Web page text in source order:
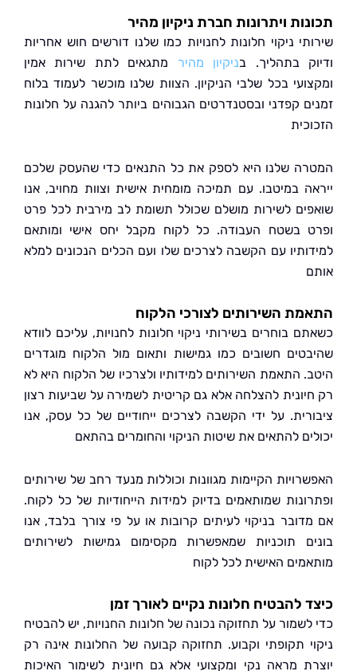
ויתרונות חברת ניקיון מהיר
ניקוי חלונות לחנויות כמו שלנו דורשים חוש אחריות
בתהליך. בניקיון מהירמתגאים לתת שירות אמין
בכל שלבי הניקיון. הצוות שלנו מוכשר לעמוד בלוח
קפדני ובסטנדרטים הגבוהים ביותר להגנה על חלונות
שלנו היא לספק את כל התנאים כדי שהעסק שלכם
במיטבו. עם תמיכה מומחית אישית וצוות מחויב, אנו
לשירות מושלם שכולל תשומת לב מירבית לכל פרט
בשטח העבודה. כל לקוח מקבל יחס אישי ומותאם
עם הקשבה לצרכים שלו ועם הכלים הנכונים למלא
השירותים לצורכי הלקוח
בוחרים בשירותי ניקוי חלונות לחנויות, עליכם לוודא
חשובים כמו גמישות ותאום מול הלקוח מוגדרים
התאמת השירותים למידותיו ולצרכיו של הלקוח היא לא
להצלחה אלא גם קריטית לשמירה על שביעות רצון
על ידי הקשבה לצרכים ייחודיים של כל עסק, אנו
להתאים את שיטות הניקוי והחומרים בהתאם
הקיימות מגוונות וכוללות מנעד רחב של שירותים
שמותאמים בדיוק למידות הייחודיות של כל לקוח.
בניקוי לעיתים קרובות או על פי צורך בלבד, אנו
תוכניות שמאפשרות מקסימום גמישות לשירותים
האישית לכל לקוח
להבטיח חלונות נקיים לאורך זמן
על תחזוקה נכונה של חלונות החנויות, יש להבטיח
תקופתי וקבוע. תחזוקה קבועה של החלונות אינה רק
מראה נקי ומקצועי אלא גם חיונית לשימור האיכות